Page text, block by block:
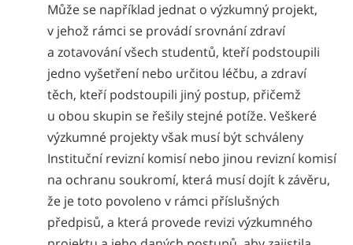
Může se například jednat o výzkumný projekt,
v jehož rámci se provádí srovnání zdraví
a zotavování všech studentů, kteří podstoupili
jedno vyšetření nebo určitou léčbu, a zdraví
těch, kteří podstoupili jiný postup, přičemž
u obou skupin se řešily stejné potíže. Veškeré
výzkumné projekty však musí být schváleny
Instituční revizní komisí nebo jinou revizní komisí
na ochranu soukromí, která musí dojít k závěru,
že je toto povoleno v rámci příslušných
předpisů, a která provede revizi výzkumného